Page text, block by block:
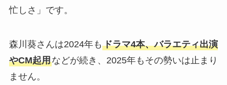
忙しさ」です。
森川葵さんは2024年も ドラマ4本、バラエティ出演
やCM起用などが続き、2025年もその勢いは止まり
ません。